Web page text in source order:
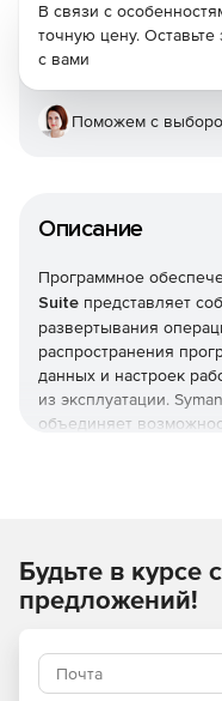
Описание
Программное
Suite представляет
развертывания
распространения
данных и настроек
из эксплуатации.
объединяет
компьютера или
формирования
различных технологий
поддерживать IT-
предприятий.
В связи с
точную цену.
с вами
Поможем с
Будьте в
предложений!